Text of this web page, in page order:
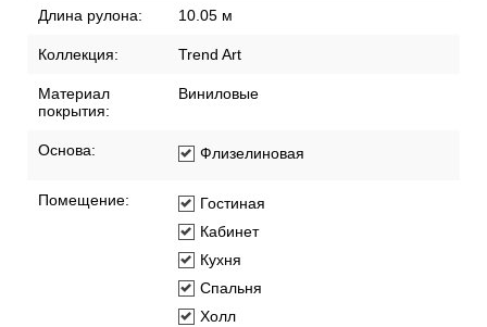
Длина рулона: 10.05 м
Коллекция: Trend Art
Материал
покрытия:
Виниловые
Основа: Флизелиновая
Помещение:
Гостиная
Кабинет
Кухня
Спальня
Холл